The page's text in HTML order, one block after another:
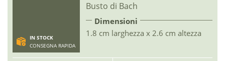
IN STOCK
CONSEGNA RAPIDA
Busto di Bach
Dimensioni
1.8 cm larghezza x 2.6 cm altezza